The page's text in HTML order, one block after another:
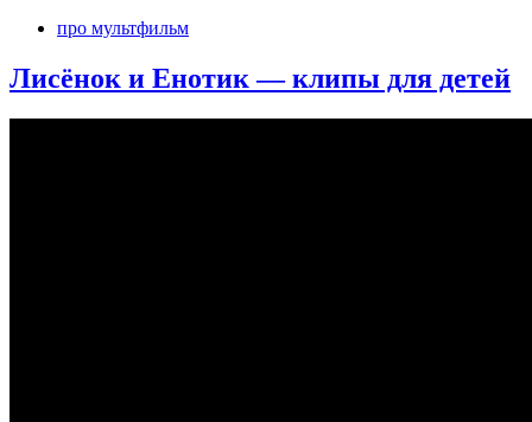
про мультфильм
Лисёнок и Енотик — клипы для детей